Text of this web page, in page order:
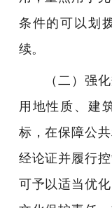
条件的可以划
续。
（二）强化
用地性质、建
标，在保障公
经论证并履行
可予以适当优